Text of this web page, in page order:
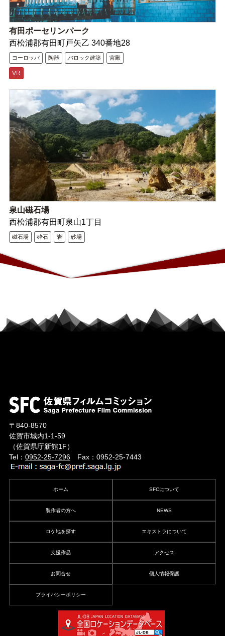
有田ポーセリンパーク
西松浦郡有田町戸矢乙 340番地28
ヨーロッパ 陶器 バロック建築 宮殿
VR
泉山磁石場
西松浦郡有田町泉山1丁目
磁石場 砕石 岩 砂場
〒840-8570
佐賀市城内1-1-59
（佐賀県庁新館1F）
Tel： 0952-25-7296Fax：0952-25-7443
ホーム SFCについて
製作者の方へ NEWS
ロケ地を探す エキストラについて
支援作品 アクセス
お問合せ 個人情報保護
プライバシーポリシー